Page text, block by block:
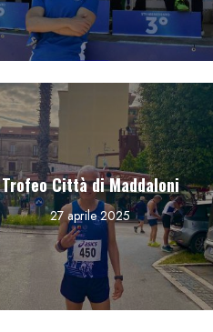
Trofeo Città di Maddaloni
27 aprile 2025